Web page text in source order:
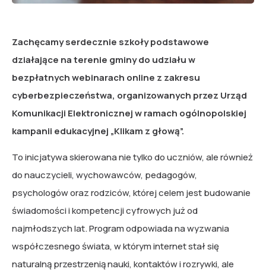
Zachęcamy serdecznie szkoły podstawowe
działające na terenie gminy do udziału w
bezpłatnych webinarach online z zakresu
cyberbezpieczeństwa, organizowanych przez Urząd
Komunikacji Elektronicznej w ramach ogólnopolskiej
kampanii edukacyjnej „Klikam z głową”.
To inicjatywa skierowana nie tylko do uczniów, ale również
do nauczycieli, wychowawców, pedagogów,
psychologów oraz rodziców, której celem jest budowanie
świadomości i kompetencji cyfrowych już od
najmłodszych lat. Program odpowiada na wyzwania
współczesnego świata, w którym internet stał się
naturalną przestrzenią nauki, kontaktów i rozrywki, ale